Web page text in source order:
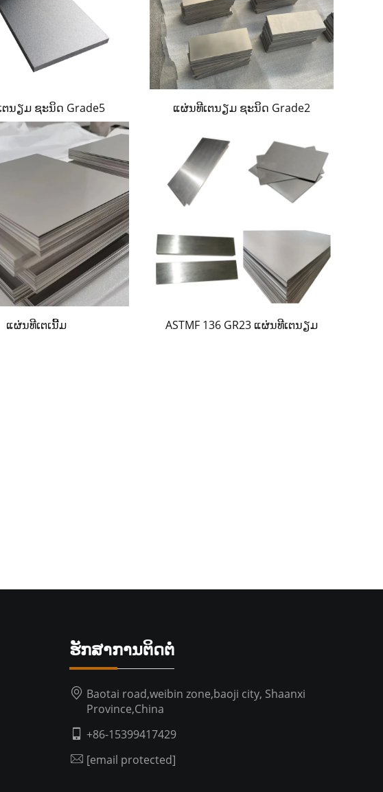
ນຽມ ຊະນິດ Grade5 ແຜ່ນທີເຕນຽມ ຊະນິດ Grade2
ແຜ່ນທີເຕເນີ້ມ ASTMF 136 GR23 ແຜ່ນທີເຕນຽມ
ຮັກສາການຕິດຕໍ່
Baotai road,weibin zone,baoji city, Shaanxi
Province,China
+86-15399417429
[email protected]